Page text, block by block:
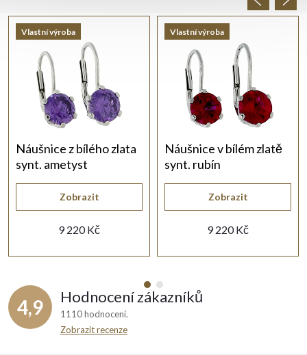
Vlastní výroba
Náušnice z bílého zlata
synt. ametyst
9 220 Kč
Zobrazit
Vlastní výroba
Náušnice v bílém zlatě
synt. rubín
9 220 Kč
Zobrazit
4,9 Hodnocení zákazníků
1110 hodnocení
Zobrazit recenze